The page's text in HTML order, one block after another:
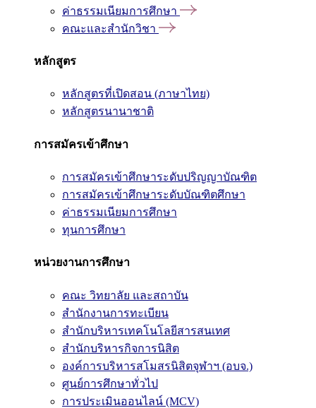
ค่าธรรมเนียมการศึกษา
คณะและสำนักวิชา
หลักสูตร
หลักสูตรที่เปิดสอน (ภาษาไทย)
หลักสูตรนานาชาติ
การสมัครเข้าศึกษา
การสมัครเข้าศึกษาระดับปริญญาบัณฑิต
การสมัครเข้าศึกษาระดับบัณฑิตศึกษา
ค่าธรรมเนียมการศึกษา
ทุนการศึกษา
หน่วยงานการศึกษา
คณะ วิทยาลัย และสถาบัน
สำนักงานการทะเบียน
สำนักบริหารเทคโนโลยีสารสนเทศ
สำนักบริหารกิจการนิสิต
องค์การบริหารสโมสรนิสิตจุฬาฯ (อบจ.)
ศูนย์การศึกษาทั่วไป
การประเมินออนไลน์ (MCV)